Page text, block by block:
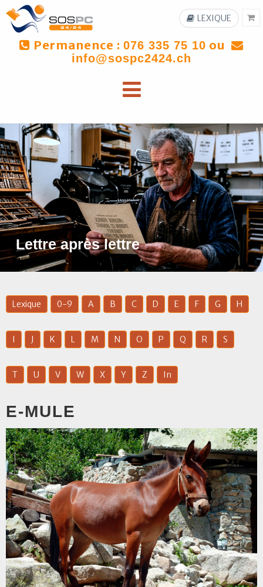
Permanence : 076 335 75 10 ou
info@sospc2424.ch
LEXIQUE
Lettre après lettre
Lexique 0-9 A B C D E F G H
I J K L M N O P Q R S
T U V W X Y Z In
E-MULE